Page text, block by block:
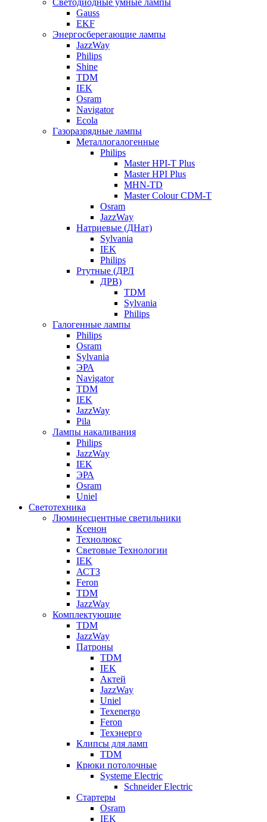
Gauss
EKF
Энергосберегающие лампы
JazzWay
Philips
Shine
TDM
IEK
Osram
Navigator
Ecola
Газоразрядные лампы
Металлогалогенные
Philips
Master HPI-T Plus
Master HPI Plus
MHN-TD
Master Colour CDM-T
Osram
JazzWay
Натриевые (ДНат)
Sylvania
IEK
Philips
Ртутные (ДРЛ
ДРВ)
TDM
Sylvania
Philips
Галогенные лампы
Philips
Osram
Sylvania
ЭРА
Navigator
TDM
IEK
JazzWay
Pila
Лампы накаливания
Philips
JazzWay
IEK
ЭРА
Osram
Uniel
Светотехника
Люминесцентные светильники
Ксенон
Технолюкс
Световые Технологии
IEK
АСТЗ
Feron
TDM
JazzWay
Комплектующие
TDM
JazzWay
Патроны
TDM
IEK
Актей
JazzWay
Uniel
Texenergo
Feron
Техэнерго
Клипсы для ламп
TDM
Крюки потолочные
Systeme Electric
Schneider Electric
Стартеры
Osram
IEK